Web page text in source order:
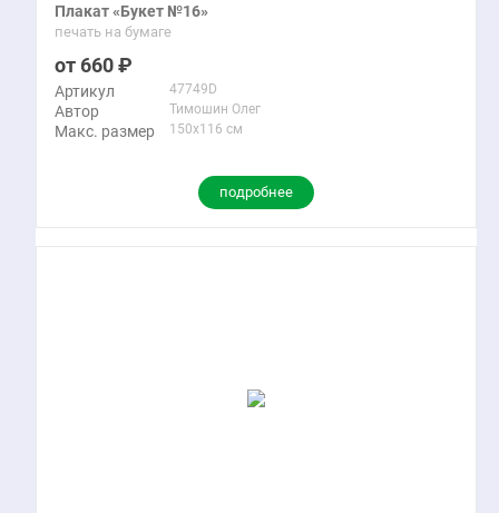
Плакат «Букет №16»
печать на бумаге
660
Артикул 47749D
Автор Тимошин Олег
Макс. размер 150x116 см
подробнее